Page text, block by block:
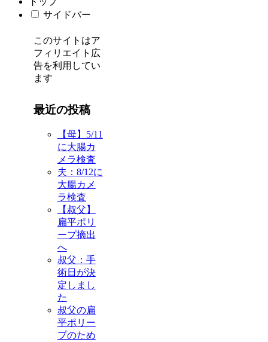
サイドバー
このサイトはア
フィリエイト広
告を利用してい
ます
最近の投稿
【母】5/11
に大腸カ
メラ検査
夫：8/12に
大腸カメ
ラ検査
【叔父】
扁平ポリ
ープ摘出
へ
叔父：手
術日が決
定しまし
た
叔父の扁
平ポリー
プのため